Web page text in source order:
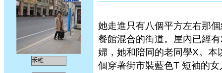
禾稚
她走進只有八個平方左右那
餐館混合的街道。屋內已經
婦，她和陪同的老同學X。
個穿著街市裝藍色T 短袖的